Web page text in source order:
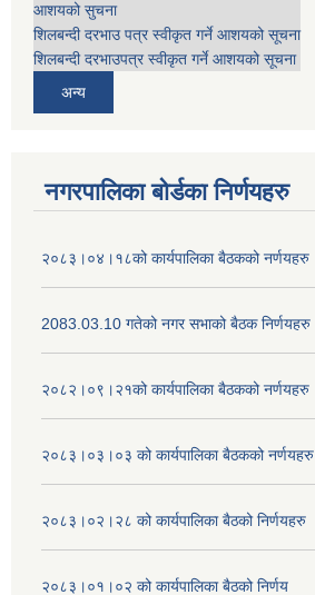
आशयको सुचना
शिलबन्दी दरभाउ पत्र स्वीकृत गर्ने आशयको सूचना
शिलबन्दी दरभाउपत्र स्वीकृत गर्ने आशयको सूचना
अन्य
नगरपालिका बोर्डका निर्णयहरु
२०८३।०४।१८को कार्यपालिका बैठकको नर्णयहरु
2083.03.10 गतेको नगर सभाको बैठक निर्णयहरु
२०८२।०९।२१को कार्यपालिका बैठकको नर्णयहरु
२०८३।०३।०३ को कार्यपालिका बैठकको नर्णयहरु
२०८३।०२।२८ को कार्यपालिका बैठको निर्णयहरु
२०८३।०१।०२ को कार्यपालिका बैठको निर्णय